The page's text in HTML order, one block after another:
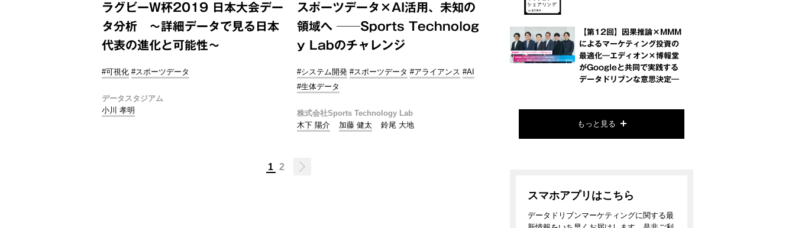
ラグビーW杯2019 日本大会デー
タ分析 ～詳細データで見る日本
代表の進化と可能性～
#可視化 #スポーツデータ
データスタジアム
小川 孝明
スポーツデータ×AI活用、未知の
領域へ ──Sports Technolog
y Labのチャレンジ
#システム開発 #スポーツデータ #アライアンス #AI
#生体データ
株式会社Sports Technology Lab
木下 陽介
加藤 健太 鈴尾 大地
1 2
【第12回】因果推論×MMM
によるマーケティング投資の
最適化―エディオン×博報堂
がGoogleと共同で実践する
データドリブンな意思決定―
もっと見る
スマホアプリはこちら
データドリブンマーケティングに関する最